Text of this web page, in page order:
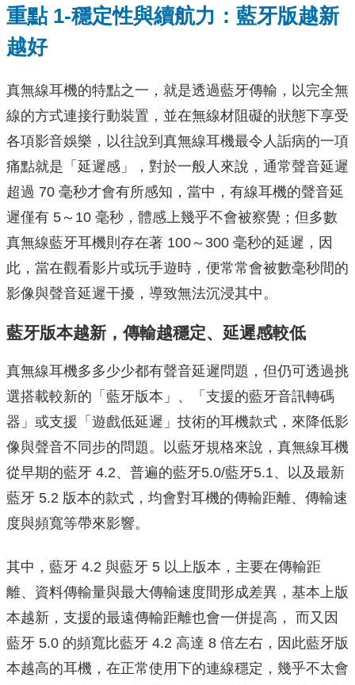
重點 1-穩定性與續航力：藍牙版越新
越好
真無線耳機的特點之一，就是透過藍牙傳輸，以完全無
線的方式連接行動裝置，並在無線材阻礙的狀態下享受
各項影音娛樂，以往說到真無線耳機最令人詬病的一項
痛點就是「延遲感」，對於一般人來說，通常聲音延遲
超過 70 毫秒才會有所感知，當中，有線耳機的聲音延
遲僅有 5～10 毫秒，體感上幾乎不會被察覺；但多數
真無線藍牙耳機則存在著 100～300 毫秒的延遲，因
此，當在觀看影片或玩手遊時，便常常會被數毫秒間的
影像與聲音延遲干擾，導致無法沉浸其中。
藍牙版本越新，傳輸越穩定、延遲感較低
真無線耳機多多少少都有聲音延遲問題，但仍可透過挑
選搭載較新的「藍牙版本」、「支援的藍牙音訊轉碼
器」或支援「遊戲低延遲」技術的耳機款式，來降低影
像與聲音不同步的問題。以藍牙規格來說，真無線耳機
從早期的藍牙 4.2、普遍的藍牙5.0/藍牙5.1、以及最新
藍牙 5.2 版本的款式，均會對耳機的傳輸距離、傳輸速
度與頻寬等帶來影響。
其中，藍牙 4.2 與藍牙 5 以上版本，主要在傳輸距
離、資料傳輸量與最大傳輸速度間形成差異，基本上版
本越新，支援的最遠傳輸距離也會一併提高， 而又因
藍牙 5.0 的頻寬比藍牙 4.2 高達 8 倍左右，因此藍牙版
本越高的耳機，在正常使用下的連線穩定，幾乎不太會